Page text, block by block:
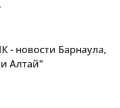
- новости Барнаула,
Алтай"